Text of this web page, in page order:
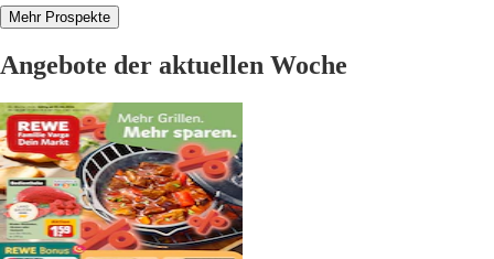
Mehr Prospekte
Angebote der aktuellen Woche